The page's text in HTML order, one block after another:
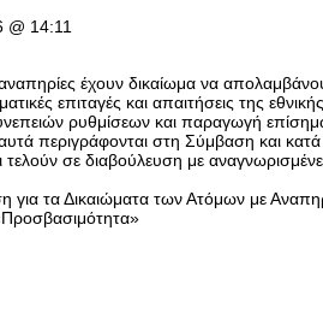
@ 14:11
έχουν δικαίωμα να
επιταγές και απαιτήσεις της
ρυθμίσεων και παραγωγή
περιγράφονται στη Σύμβαση και κατά
σε διαβούλευση με
τα Δικαιώματα των Ατόμων με